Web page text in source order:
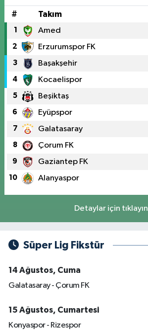
# Takım
1 Amed
2 Erzurumspor FK
3 Başakşehir
4 Kocaelispor
5 Beşiktaş
6 Eyüpspor
7 Galatasaray
8 Çorum FK
9 Gaziantep FK
10 Alanyaspor
Detaylar için tıklayın
Süper Lig Fikstür
14 Ağustos, Cuma
Galatasaray - Çorum FK
15 Ağustos, Cumartesi
Konyaspor - Rizespor